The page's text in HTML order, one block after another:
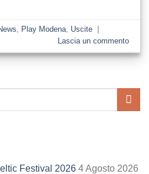
, Play Modena, Uscite
Lascia un commento
Festival 2026 4 Agosto 2026